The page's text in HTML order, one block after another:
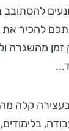
להסתובב
להכיר את
מהשגרה
קלה